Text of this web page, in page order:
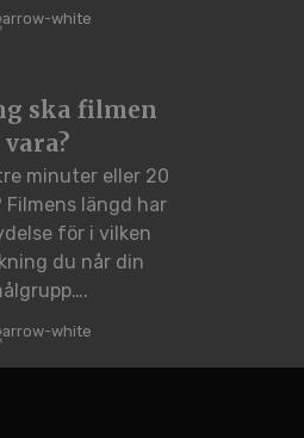
ska filmen
vara?
minuter eller 20
Filmens längd har
för i vilken
du når din